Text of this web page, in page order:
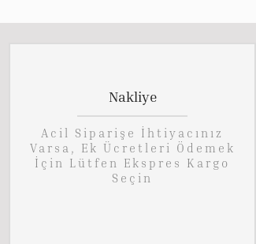
Nakliye
Acil Siparişe İhtiyacınız
Varsa, Ek Ücretleri Ödemek
İçin Lütfen Ekspres Kargo
Seçin